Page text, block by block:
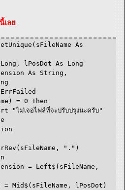
เลย
As
lPosDot As Long
As String,
= 0 Then
จอไฟล์ที่จะปรับปรุงนะครับ"
".")
= Left$(sFileName,
lPosDot)